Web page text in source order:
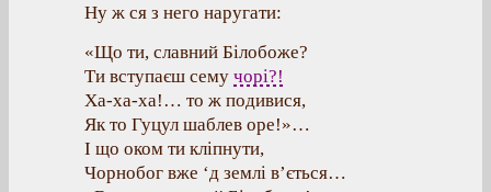
Ну ж ся з него наругати:
«Що ти, славний Білобоже?
Ти вступаєш сему чорі?!
Ха-ха-ха!… то ж подивися,
Як то Гуцул шаблев оре!»…
І що оком ти кліпнути,
Чорнобог вже ‘д землі в’ється…